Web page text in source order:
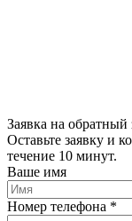
Заявка на обратный
Оставьте заявку и
течение 10 минут.
Ваше имя
Номер телефона *